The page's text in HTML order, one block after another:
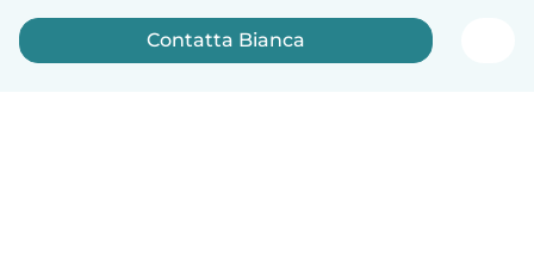
Contatta Bianca